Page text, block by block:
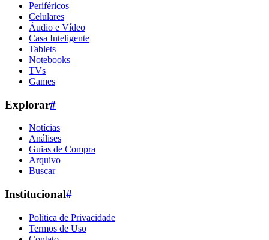
Periféricos
Celulares
Áudio e Vídeo
Casa Inteligente
Tablets
Notebooks
TVs
Games
Explorar#
Notícias
Análises
Guias de Compra
Arquivo
Buscar
Institucional#
Política de Privacidade
Termos de Uso